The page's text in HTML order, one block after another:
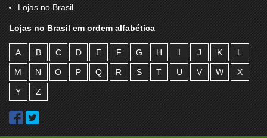
Lojas no Brasil
Lojas no Brasil em ordem alfabética
A B C D E F G H I J K L
M N O P Q R S T U V W X
Y Z